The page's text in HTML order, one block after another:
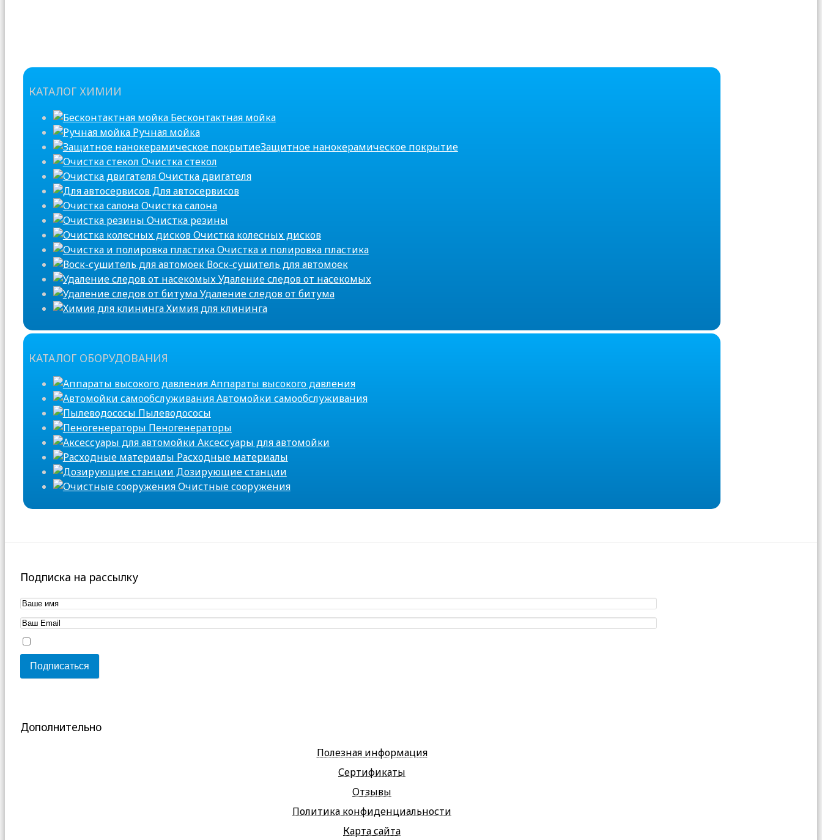
КАТАЛОГ ХИМИИ
Бесконтактная мойка
Ручная мойка
Защитное нанокерамическое покрытие
Очистка стекол
Очистка двигателя
Для автосервисов
Очистка салона
Очистка резины
Очистка колесных дисков
Очистка и полировка пластика
Воск-сушитель для автомоек
Удаление следов от насекомых
Удаление следов от битума
Химия для клининга
КАТАЛОГ ОБОРУДОВАНИЯ
Аппараты высокого давления
Автомойки самообслуживания
Пылеводососы
Пеногенераторы
Аксессуары для автомойки
Расходные материалы
Дозирующие станции
Очистные сооружения
Подписка на рассылку
Дополнительно
Полезная информация
Сертификаты
Отзывы
Политика конфиденциальности
Карта сайта